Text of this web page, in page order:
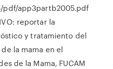
pdf/app3partb2005.pdf
reportar la
y tratamiento del
la mama en el
de la Mama, FUCAM